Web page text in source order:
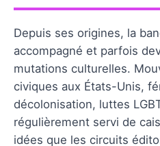
Depuis ses origines, la
accompagné et parfois
mutations culturelles.
civiques aux États-Unis,
décolonisation, luttes
régulièrement servi de
idées que les circuits